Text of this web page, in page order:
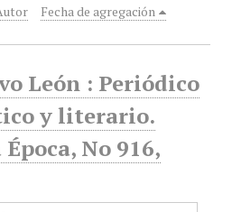
Fecha de agregación
León : Periódico
y literario.
No 916,